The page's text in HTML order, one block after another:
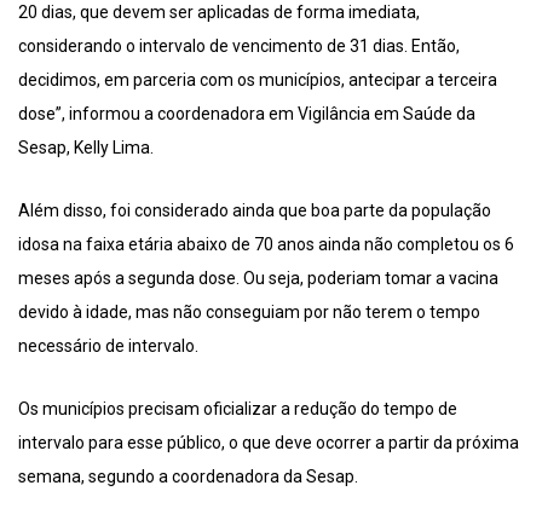
20 dias, que devem ser aplicadas de forma imediata,
considerando o intervalo de vencimento de 31 dias. Então,
decidimos, em parceria com os municípios, antecipar a terceira
dose”, informou a coordenadora em Vigilância em Saúde da
Sesap, Kelly Lima.
Além disso, foi considerado ainda que boa parte da população
idosa na faixa etária abaixo de 70 anos ainda não completou os 6
meses após a segunda dose. Ou seja, poderiam tomar a vacina
devido à idade, mas não conseguiam por não terem o tempo
necessário de intervalo.
Os municípios precisam oficializar a redução do tempo de
intervalo para esse público, o que deve ocorrer a partir da próxima
semana, segundo a coordenadora da Sesap.